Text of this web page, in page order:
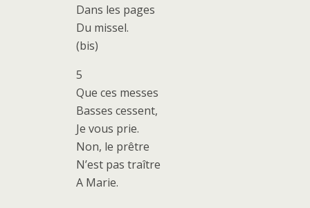
Dans les pages
Du missel.
(bis)
5
Que ces messes
Basses cessent,
Je vous prie.
Non, le prêtre
N’est pas traître
A Marie.